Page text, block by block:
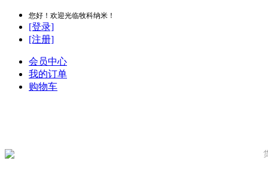
您好！欢迎光临牧科纳米！
[登录]
[注册]
会员中心
我的订单
购物车